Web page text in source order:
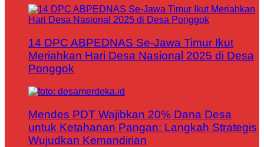
14 DPC ABPEDNAS Se-Jawa Timur Ikut
Meriahkan Hari Desa Nasional 2025 di Desa
Ponggok
Mendes PDT Wajibkan 20% Dana Desa
untuk Ketahanan Pangan: Langkah Strategis
Wujudkan Kemandirian